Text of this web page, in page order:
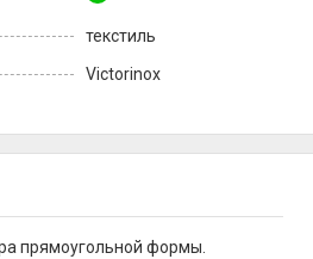
текстиль
Victorinox
прямоугольной формы.